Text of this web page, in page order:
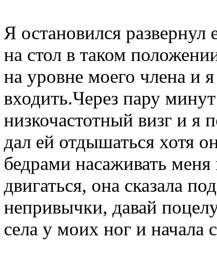
Я остановился
на стол в таком
на уровне моего члена и
входить.Через пару
низкочастотный визг и я
дал ей отдышаться хотя
бедрами насаживать
двигаться, она сказала
непривычки, давай
села у моих ног и начала